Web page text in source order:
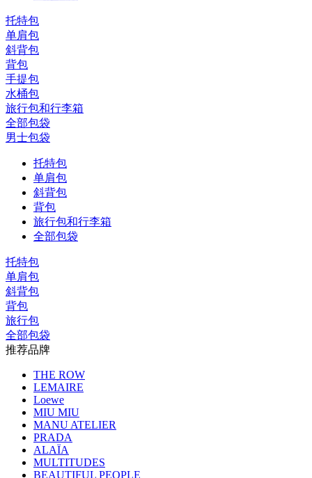
托特包
单肩包
斜背包
背包
手提包
水桶包
旅行包和行李箱
全部包袋
男士包袋
托特包
单肩包
斜背包
背包
旅行包和行李箱
全部包袋
托特包
单肩包
斜背包
背包
旅行包
全部包袋
推荐品牌
THE ROW
LEMAIRE
Loewe
MIU MIU
MANU ATELIER
PRADA
ALAÏA
MULTITUDES
BEAUTIFUL PEOPLE